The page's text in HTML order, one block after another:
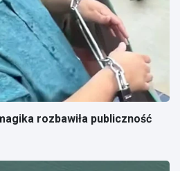
rozbawiła publiczność